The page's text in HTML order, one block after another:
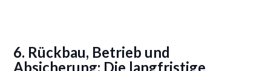
6. Rückbau, Betrieb und
Absicherung: Die langfristige